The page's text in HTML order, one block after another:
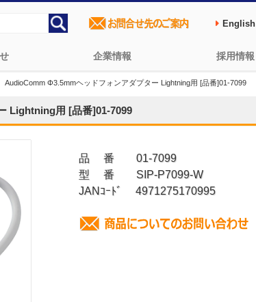
企業情報 採用情報
English
AudioComm Φ3.5mmヘッドフォンアダプター Lightning用 [品番]01-7099
Lightning用 [品番]01-7099
品 番 01-7099
型 番 SIP-P7099-W
JANｺｰﾄﾞ 4971275170995